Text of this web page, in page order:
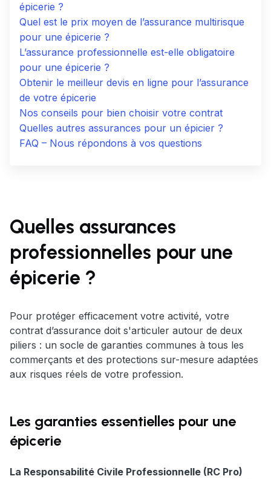
épicerie ?
Quel est le prix moyen de l’assurance multirisque
pour une épicerie ?
L’assurance professionnelle est-elle obligatoire
pour une épicerie ?
Obtenir le meilleur devis en ligne pour l’assurance
de votre épicerie
Nos conseils pour bien choisir votre contrat
Quelles autres assurances pour un épicier ?
FAQ – Nous répondons à vos questions
Quelles assurances
professionnelles pour une
épicerie ?
Pour protéger efficacement votre activité, votre
contrat d’assurance doit s'articuler autour de deux
piliers : un socle de garanties communes à tous les
commerçants et des protections sur-mesure adaptées
aux risques réels de votre profession.
Les garanties essentielles pour une
épicerie
La Responsabilité Civile Professionnelle (RC Pro)